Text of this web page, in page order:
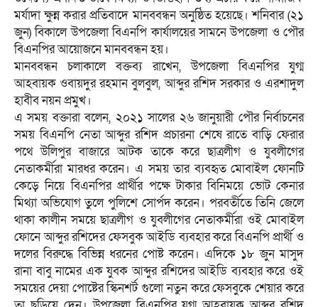
মর্যাদা ক্ষুন্ন করার প্রতিবাদে মানববন্ধন অনুষ্ঠিত হয়েছে। শনিবার (২১
জুন) বিকালে উপজেলা বিএনপি কার্যালয়ের সামনে উপজেলা ও পৌর
বিএনপির আয়োজনে মানববন্ধন হয়।
মানববন্ধন চলাকালে বক্তব্য রাখেন, উপজেলা বিএনপির যুগ্ম
আহবায়ক ওবায়দুর রহমান বুলবুল, আব্দুর রশিদ সরকার ও এরশাদুল
হাবীব নয়ন প্রমুখ।
এ সময় বক্তারা বলেন, ২০২১ সালের ২৬ জানুয়ারী পৌর নির্বাচনের
সময় বিএনপি নেতা আব্দুর রশিদ প্রচারনা শেষে রাতে বাড়ি ফেরার
পথে উলিপুর বাজারে আটক তাকে করে ছাত্রলীগ ও যুবলীগের
নেতাকর্মীরা মারধর করেন। এ সময় তার ব্যবহৃত মোবাইল ফোনটি
কেড়ে নিয়ে বিএনপির প্রার্থীর পক্ষে টাকার বিনিময়ে ভোট কেনার
মিথ্যা অভিযোগ তুলে পুলিশে সোর্পদ করেন। পরবর্তীতে তিনি জেলে
থাকা কালীন সময়ে ছাত্রলীগ ও যুবলীগের নেতাকর্মীরা ওই মোবাইল
ফোনে আব্দুর রশিদের ফেসবুক আইডি ব্যবহার করে বিএনপি প্রার্থী ও
দলের বিরুদ্ধে বিভিন্ন ধরনের পোষ্ট করেন। এদিকে ১৮ জুন মাসুদ
রানা বাবু নামের এক যুবক আব্দুর রশিদের আইডি ব্যবহার করে ওই
সময়ের দেয়া পোষ্টের স্কিনশর্ট গুলো নতুন করে ফেসবুকে শেয়ার করে